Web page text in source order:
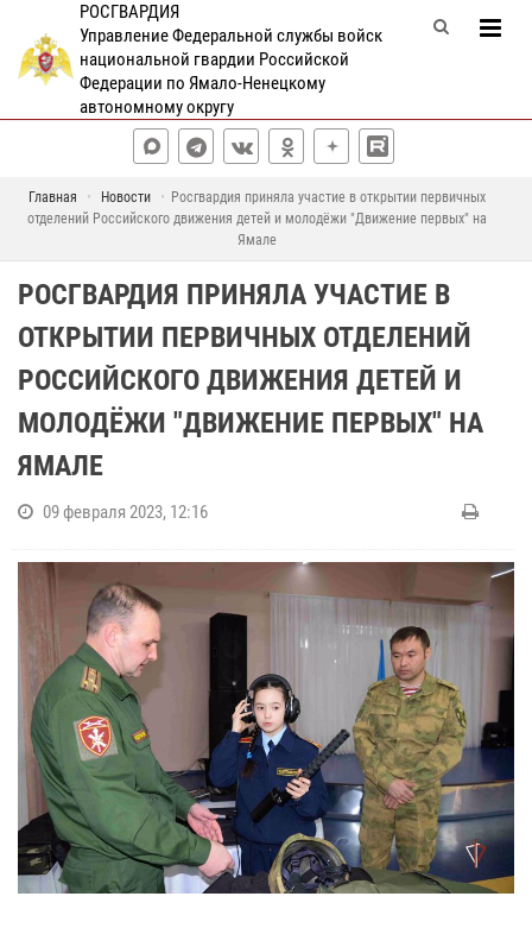
РОСГВАРДИЯ
Управление Федеральной службы войск
национальной гвардии Российской
Федерации по Ямало-Ненецкому
автономному округу
Главная Новости
Росгвардия приняла участие в открытии первичных
отделений Российского движения детей и молодёжи "Движение первых" на
Ямале
РОСГВАРДИЯ ПРИНЯЛА УЧАСТИЕ В
ОТКРЫТИИ ПЕРВИЧНЫХ ОТДЕЛЕНИЙ
РОССИЙСКОГО ДВИЖЕНИЯ ДЕТЕЙ И
МОЛОДЁЖИ "ДВИЖЕНИЕ ПЕРВЫХ" НА
ЯМАЛЕ
09 февраля 2023, 12:16